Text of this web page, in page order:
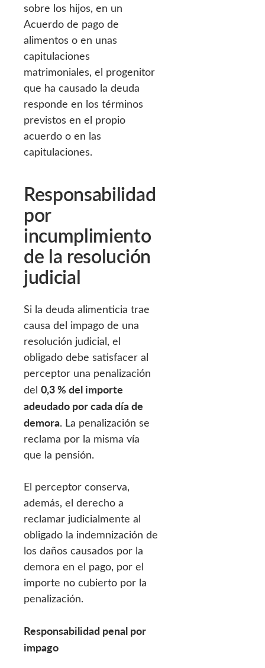
sobre los hijos, en un
Acuerdo de pago de
alimentos o en unas
capitulaciones
matrimoniales, el progenitor
que ha causado la deuda
responde en los términos
previstos en el propio
acuerdo o en las
capitulaciones.
Responsabilidad
por
incumplimiento
de la resolución
judicial
Si la deuda alimenticia trae
causa del impago de una
resolución judicial, el
obligado debe satisfacer al
perceptor una penalización
del 0,3 % del importe
adeudado por cada día de
demora. La penalización se
reclama por la misma vía
que la pensión.
El perceptor conserva,
además, el derecho a
reclamar judicialmente al
obligado la indemnización de
los daños causados por la
demora en el pago, por el
importe no cubierto por la
penalización.
Responsabilidad penal por
impago